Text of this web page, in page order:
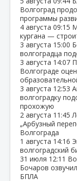
Волгоград
программы
4 августа 09:15
кургана —
3 августа 15:00
волгоградца
3 августа 14:07
Волгограде
3 августа 12:53
волгоградку
прохожую
2 августа 11:45
„Арбузный
Волгограда
1 августа 14:16
волгоградский
31 июля 12:11
Бочаров
БПЛА